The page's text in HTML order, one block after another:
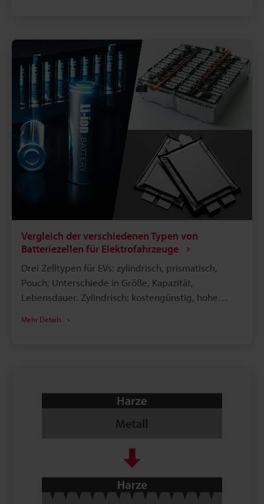
Produktionslinien steigert Durchsatz,
Reproduzierbarkeit und senkt Rückruf- und
Nacharbeitskosten.
Vergleich der verschiedenen Typen von
Batteriezellen für Elektrofahrzeuge
Drei Zelltypen für EVs: zylindrisch, prismatisch,
Pouch; Unterschiede in Größe, Kapazität,
Lebensdauer. Zylindrisch: kostengünstig, hohe
Laserkennzeichnung unterstützt die
über alle Produktionsschritte.
Mehr Details